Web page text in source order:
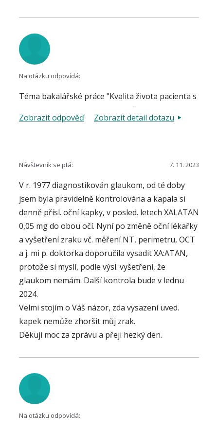
Na otázku odpovídá:
Téma bakalářské práce "Kvalita života pacienta s
glaukomem" není nové a bylo již zpracováváno,
zevrubně například na pedagogické fakultě
Další poznatky lze získat v bohaté literatuře
vyhledávače. Poradna na webových stránkách
zeleny-zakal.cz nemá ambice nahradit pozici
školitele bakalářské práce, jehož role je
nezastupitelná.
Zobrazit odpověď Zobrazit detail dotazu
Návštevník se ptá: 7. 11. 2023
V r. 1977 diagnostikován glaukom, od té doby
jsem byla pravidelně kontrolována a kapala si
denně přísl. oční kapky, v posled. letech XALATAN
0,05 mg do obou očí. Nyní po změně oční lékařky
a vyšetření zraku vč. měření NT, perimetru, OCT
a j. mi p. doktorka doporučila vysadit XA:ATAN,
protože si myslí, podle výsl. vyšetření, že
glaukom nemám. Další kontrola bude v lednu
2024.
Velmi stojím o Váš názor, zda vysazení uved.
kapek nemůže zhoršit můj zrak.
Děkuji moc za zprávu a přeji hezký den.
Na otázku odpovídá: